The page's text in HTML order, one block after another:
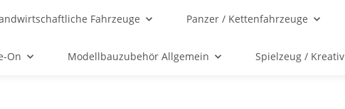
Fahrzeuge Panzer / Kettenfahrzeuge
On Modellbauzubehör Allgemein Spielzeug / Kreativ